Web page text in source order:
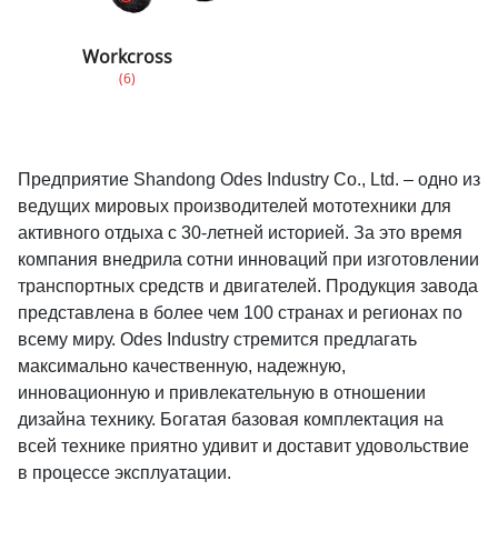
Workcross
(6)
Предприятие Shandong Odes Industry Co., Ltd. – одно из
ведущих мировых производителей мототехники для
активного отдыха с 30-летней историей. За это время
компания внедрила сотни инноваций при изготовлении
транспортных средств и двигателей. Продукция завода
представлена в более чем 100 странах и регионах по
всему миру. Odes Industry стремится предлагать
максимально качественную, надежную,
инновационную и привлекательную в отношении
дизайна технику. Богатая базовая комплектация на
всей технике приятно удивит и доставит удовольствие
в процессе эксплуатации.